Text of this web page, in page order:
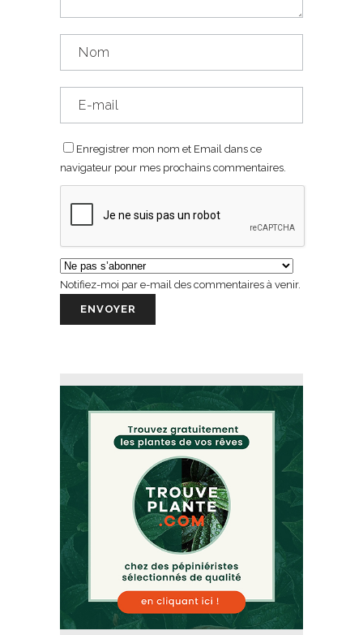
Enregistrer mon nom et Email dans ce
navigateur pour mes prochains commentaires.
Notifiez-moi par e-mail des commentaires à venir.